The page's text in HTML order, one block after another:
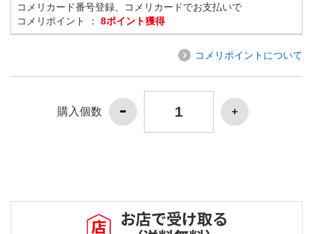
コメリカード番号登録、コメリカードでお支払いで
コメリポイント ： 8ポイント獲得
コメリポイントについて
購入個数
お店で受け取る